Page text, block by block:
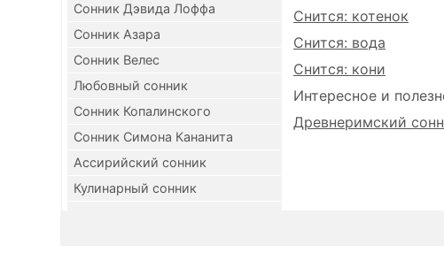
Сонник Дэвида Лоффа
Сонник Азара
Сонник Велес
Любовный сонник
Сонник Копалинского
Сонник Симона Кананита
Ассирийский сонник
Кулинарный сонник
Снится: котенок
Снится: вода
Снится: кони
Интересное и
Древнеримский